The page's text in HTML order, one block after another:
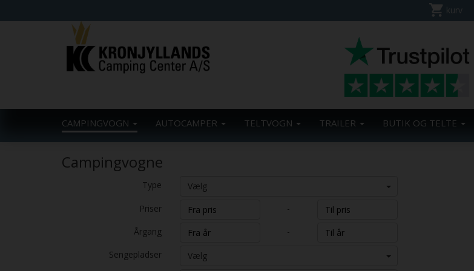
kurv
CAMPINGVOGN AUTOCAMPER TELTVOGN TRAILER BUTIK OG TELTE
Campingvogne
Type
Vælg
Priser
-
Årgang
-
Sengepladser
Vælg